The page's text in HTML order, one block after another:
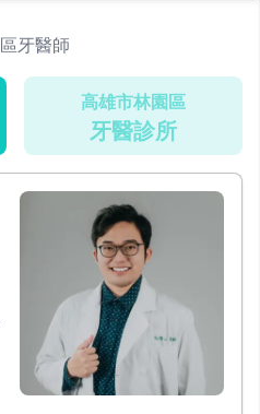
牙醫師
高雄市林園區
牙醫診所